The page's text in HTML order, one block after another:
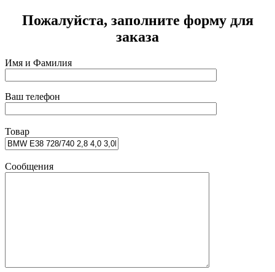
Пожалуйста, заполните форму для
заказа
Имя и Фамилия
Ваш телефон
Товар
Сообщения